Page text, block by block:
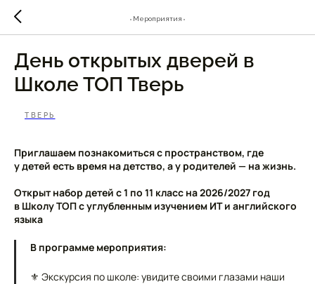
⬫Мероприятия⬫
День открытых дверей в
Школе ТОП Тверь
ТВЕРЬ
Приглашаем познакомиться с пространством, где
у детей есть время на детство, а у родителей — на жизнь.
Открыт набор детей с 1 по 11 класс на 2026/2027 год
в Школу ТОП с углубленным изучением ИТ и английского
языка
В программе мероприятия:
⚜ Экскурсия по школе: увидите своими глазами наши